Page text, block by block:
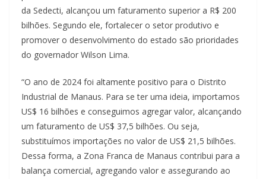
da Sedecti, alcançou um faturamento superior a R$ 200
bilhões. Segundo ele, fortalecer o setor produtivo e
promover o desenvolvimento do estado são prioridades
do governador Wilson Lima.
“O ano de 2024 foi altamente positivo para o Distrito
Industrial de Manaus. Para se ter uma ideia, importamos
US$ 16 bilhões e conseguimos agregar valor, alcançando
um faturamento de US$ 37,5 bilhões. Ou seja,
substituímos importações no valor de US$ 21,5 bilhões.
Dessa forma, a Zona Franca de Manaus contribui para a
balança comercial, agregando valor e assegurando ao